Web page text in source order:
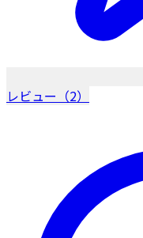
レビュー（2）